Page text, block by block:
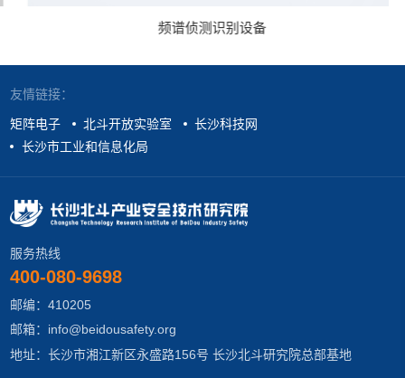
频谱侦测识别设备
友情链接：
矩阵电子 北斗开放实验室
长沙科技网
长沙市工业和信息化局
服务热线
400-080-9698
邮编：410205
邮箱：info@beidousafety.org
地址：长沙市湘江新区永盛路156号 长沙北斗研究院总部基地